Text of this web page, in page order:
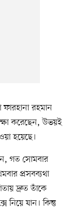
ফারহানা রহমান
করেছেন, উভয়ই
হয়েছে।
গত সোমবার
প্রসবব্যথা
দ্রুত তাঁকে
নিয়ে যান। কিন্তু